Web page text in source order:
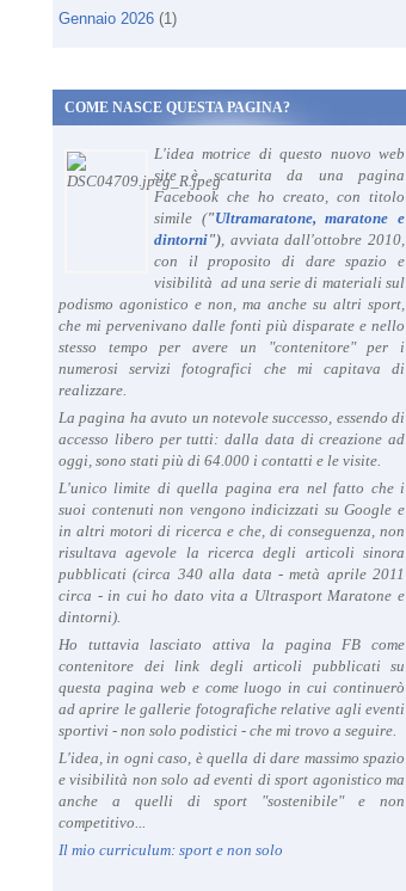
Gennaio 2026 (1)
COME NASCE QUESTA PAGINA?
L'idea motrice di questo nuovo web
site è scaturita da una pagina
Facebook che ho creato, con titolo
simile ("Ultramaratone, maratone e
dintorni"), avviata dall'ottobre 2010,
con il proposito di dare spazio e
visibilità ad una serie di materiali sul
podismo agonistico e non, ma anche su altri sport,
che mi pervenivano dalle fonti più disparate e nello
stesso tempo per avere un "contenitore" per i
numerosi servizi fotografici che mi capitava di
realizzare.
La pagina ha avuto un notevole successo, essendo di
accesso libero per tutti: dalla data di creazione ad
oggi, sono stati più di 64.000 i contatti e le visite.
L'unico limite di quella pagina era nel fatto che i
suoi contenuti non vengono indicizzati su Google e
in altri motori di ricerca e che, di conseguenza, non
risultava agevole la ricerca degli articoli sinora
pubblicati (circa 340 alla data - metà aprile 2011
circa - in cui ho dato vita a Ultrasport Maratone e
dintorni).
Ho tuttavia lasciato attiva la pagina FB come
contenitore dei link degli articoli pubblicati su
questa pagina web e come luogo in cui continuerò
ad aprire le gallerie fotografiche relative agli eventi
sportivi - non solo podistici - che mi trovo a seguire.
L'idea, in ogni caso, è quella di dare massimo spazio
e visibilità non solo ad eventi di sport agonistico ma
anche a quelli di sport "sostenibile" e non
competitivo...
Il mio curriculum: sport e non solo